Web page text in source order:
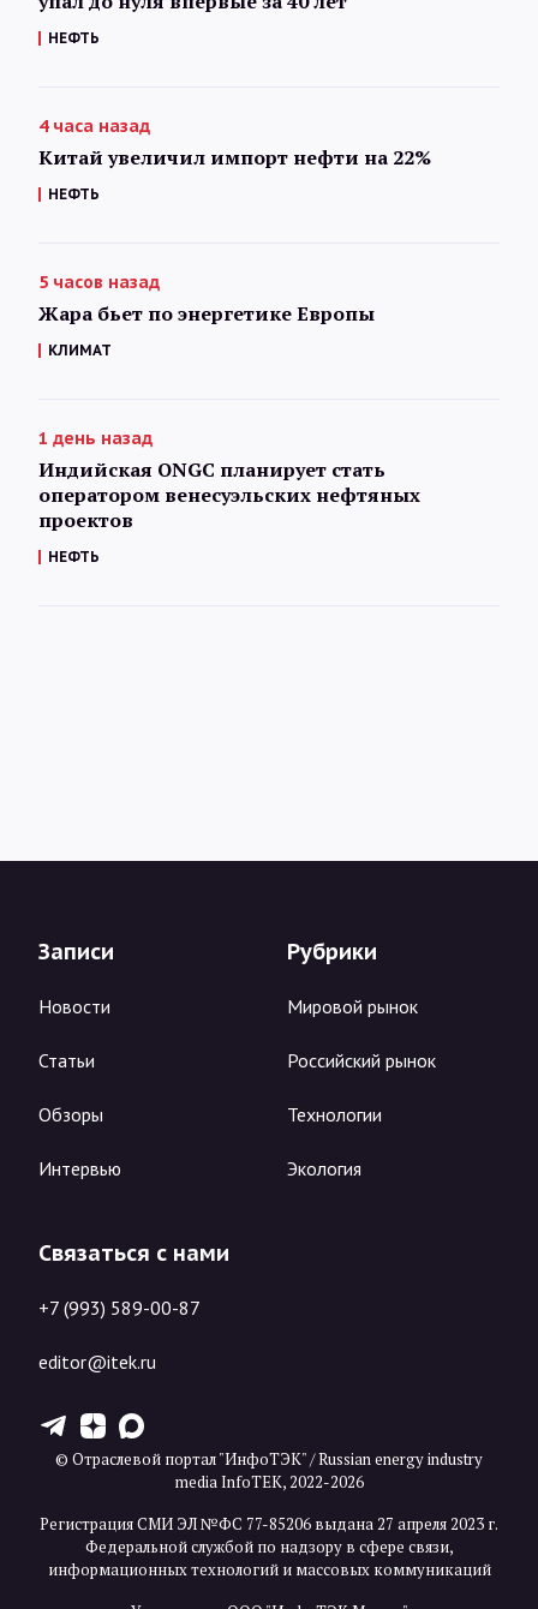
НЕФТЬ
4 часа назад
Китай увеличил импорт нефти на 22%
НЕФТЬ
5 часов назад
Жара бьет по энергетике Европы
КЛИМАТ
1 день назад
Индийская ONGC планирует стать
оператором венесуэльских нефтяных
проектов
НЕФТЬ
Записи
Новости
Статьи
Обзоры
Интервью
Рубрики
Мировой рынок
Российский рынок
Технологии
Экология
Связаться с нами
+7 (993) 589-00-87
editor@itek.ru
T Z X
© Отраслевой портал "ИнфоТЭК" / Russian energy industry
media InfoTEK, 2022-2026
Регистрация СМИ ЭЛ №ФС 77-85206 выдана 27 апреля 2023 г.
Федеральной службой по надзору в сфере связи,
информационных технологий и массовых коммуникаций